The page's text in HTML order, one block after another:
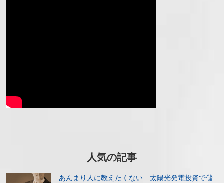
人気の記事
あんまり人に教えたくない 太陽光発電投資で儲